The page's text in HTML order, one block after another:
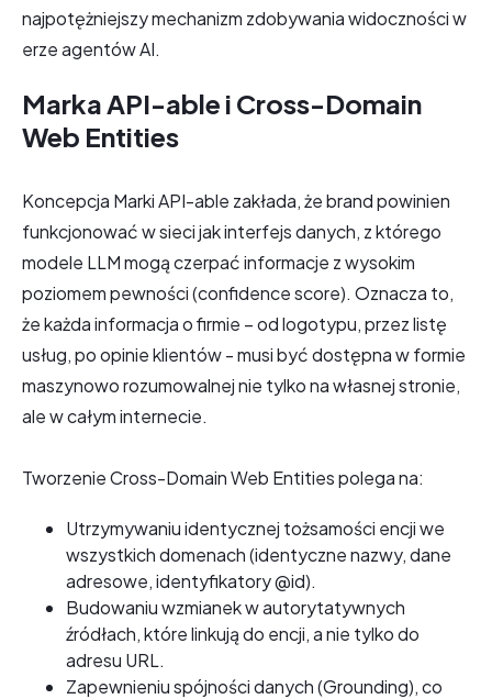
najpotężniejszy mechanizm zdobywania widoczności w
erze agentów AI.
Marka API-able i Cross-Domain
Web Entities
Koncepcja Marki API-able zakłada, że brand powinien
funkcjonować w sieci jak interfejs danych, z którego
modele LLM mogą czerpać informacje z wysokim
poziomem pewności (confidence score). Oznacza to,
że każda informacja o firmie – od logotypu, przez listę
usług, po opinie klientów - musi być dostępna w formie
maszynowo rozumowalnej nie tylko na własnej stronie,
ale w całym internecie.
Tworzenie Cross-Domain Web Entities polega na:
Utrzymywaniu identycznej tożsamości encji we
wszystkich domenach (identyczne nazwy, dane
adresowe, identyfikatory @id).
Budowaniu wzmianek w autorytatywnych
źródłach, które linkują do encji, a nie tylko do
adresu URL.
Zapewnieniu spójności danych (Grounding), co